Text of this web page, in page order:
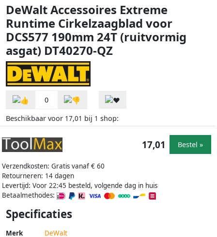
DeWalt Accessoires Extreme
Runtime Cirkelzaagblad voor
DCS577 190mm 24T (ruitvormig
asgat) DT40270-QZ
0
Beschikbaar voor 17,01 bij 1 shop:
Verzendkosten: Gratis vanaf € 60
Retourneren: 14 dagen
Levertijd: Voor 22:45 besteld, volgende dag in huis
Betaalmethodes:
17,01 Bestel »
Specificaties
Merk DeWalt